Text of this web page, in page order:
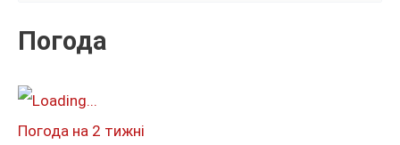
к
т
Погода
Погода на 2 тижні